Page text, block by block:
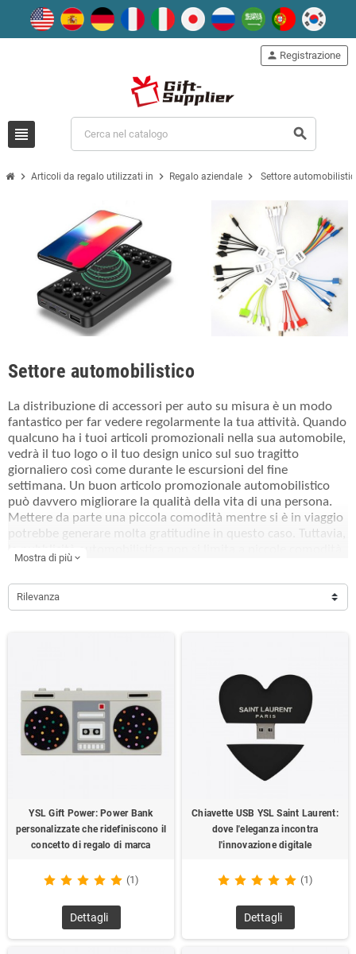
view_headline search
person Registrazione
chevron_right Articoli da regalo utilizzati in chevron_right Regalo aziendale chevron_right Settore
Settore automobilistico
La distribuzione di accessori per auto su misura è un modo
fantastico per far vedere regolarmente la tua attività. Quando
qualcuno ha i tuoi articoli promozionali nella sua automobile,
vedrà il tuo logo o il tuo design unico sul suo tragitto
giornaliero così come durante le escursioni del fine
settimana. Un buon articolo promozionale automobilistico
può davvero migliorare la qualità della vita di una persona.
Mettere da parte una piccola comodità mentre si è in viaggio
potrebbe generare molta gratitudine in questo caso. Tuttavia,
I conducenti vengono salvati ogni giorno dall'essere persi a
causa di uno smartphone morto grazie agli adattatori per
automobili a cui collegarsi. Gift-Supplier offre un prodotto
automobilistico promozionale per soddisfare le tue esigenze,
Mostra di più expand_more
Rilevanza
YSL Gift Power: Power Bank
personalizzate che ridefiniscono il
concetto di regalo di marca
(1)
Dettagli
Chiavette USB YSL Saint Laurent:
dove l'eleganza incontra
l'innovazione digitale
(1)
Dettagli